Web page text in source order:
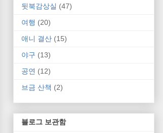
뒷북감상실 (47)
여행 (20)
애니 결산 (15)
야구 (13)
공연 (12)
브금 산책 (2)
블로그 보관함